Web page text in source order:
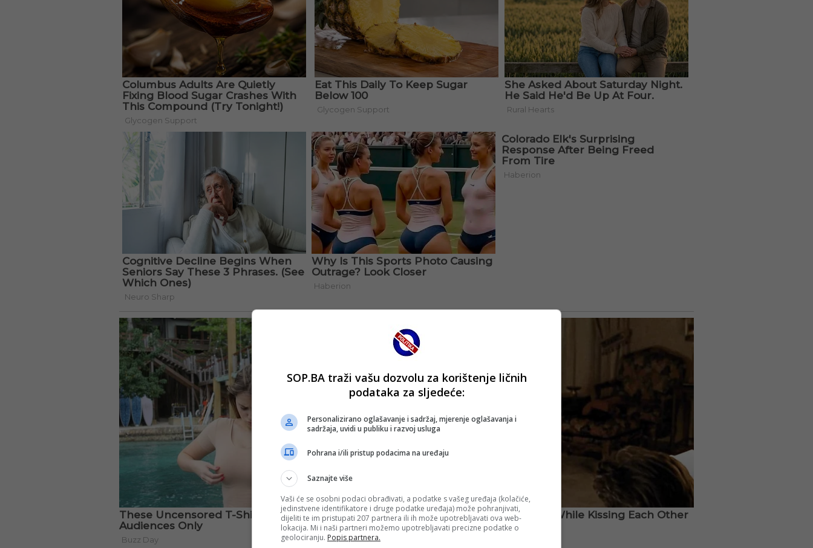
SOP.BA traži vašu dozvolu za korištenje ličnih
podataka za sljedeće:
Personalizirano oglašavanje i sadržaj, mjerenje oglašavanja i
sadržaja, uvidi u publiku i razvoj usluga
Pohrana i/ili pristup podacima na uređaju
Saznajte više
Vaši će se osobni podaci obrađivati, a podatke s vašeg uređaja (kolačiće,
jedinstvene identifikatore i druge podatke uređaja) može pohranjivati,
dijeliti te im pristupati 207 partnera ili ih može upotrebljavati ova web-
lokacija. Mi i naši partneri možemo upotrebljavati precizne podatke o
geolociranju. Popis partnera.